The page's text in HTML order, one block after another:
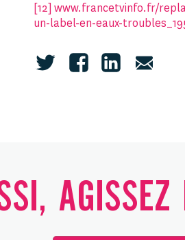
[12] www.francetvinfo.fr/
un-label-en-eaux-